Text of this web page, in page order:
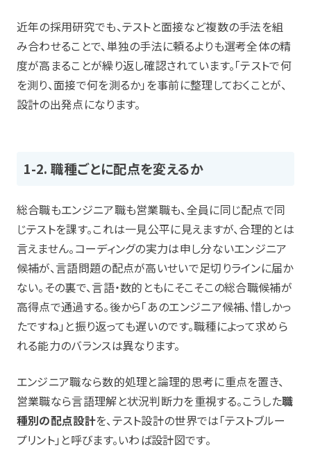
近年の採用研究でも、テストと面接など複数の手法を組
み合わせることで、単独の手法に頼るよりも選考全体の精
度が高まることが繰り返し確認されています。「テストで何
を測り、面接で何を測るか」を事前に整理しておくことが、
設計の出発点になります。
1-2. 職種ごとに配点を変えるか
総合職もエンジニア職も営業職も、全員に同じ配点で同
じテストを課す。これは一見公平に見えますが、合理的とは
言えません。コーディングの実力は申し分ないエンジニア
候補が、言語問題の配点が高いせいで足切りラインに届か
ない。その裏で、言語・数的ともにそこそこの総合職候補が
高得点で通過する。後から「あのエンジニア候補、惜しかっ
たですね」と振り返っても遅いのです。職種によって求めら
れる能力のバランスは異なります。
エンジニア職なら数的処理と論理的思考に重点を置き、
営業職なら言語理解と状況判断力を重視する。こうした職
種別の配点設計を、テスト設計の世界では「テストブルー
プリント」と呼びます。いわば設計図です。